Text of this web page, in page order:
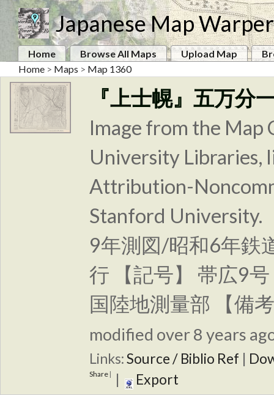
Japanese Map Warper
Home Browse All Maps Upload Map
Home > Maps > Map 1360
『上士幌』五万分
Image from the Map
University Libraries,
Attribution-
Stanford University.
9年測図/昭和6年鉄
行 【記号】 帯広9
国陸地測量部 【備
modified over 8 years
Links:Source / Biblio Ref |
Share | | Export